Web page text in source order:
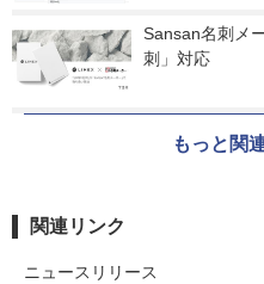
Sansan名刺メ
刺」対応
もっと関
関連リンク
ニュースリリース